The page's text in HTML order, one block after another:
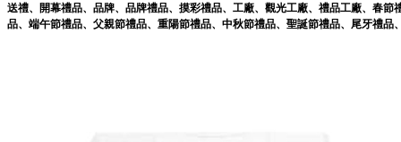
送禮、 開幕禮品、 品牌、 品牌禮品、 摸彩禮品、 工廠、 觀光工廠、 禮品工廠、 春節
品、 端午節禮品、 父親節禮品、 重陽節禮品、 中秋節禮品、 聖誕節禮品、 尾牙禮品